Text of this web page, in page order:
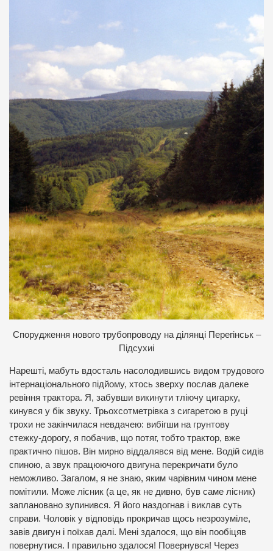
Спорудження нового трубопроводу на ділянці Перегінськ –
Підсухиі
Нарешті, мабуть вдосталь насолодившись видом трудового
інтернаціонального підйому, хтось зверху послав далеке
ревіння трактора. Я, забувши викинути тліючу цигарку,
кинувся у бік звуку. Трьохсотметрівка з сигаретою в руці
трохи не закінчилася невдачею: вибігши на грунтову
стежку-дорогу, я побачив, що потяг, тобто трактор, вже
практично пішов. Він мирно віддалявся від мене. Водій сидів
спиною, а звук працюючого двигуна перекричати було
неможливо. Загалом, я не знаю, яким чарівним чином мене
помітили. Може лісник (а це, як не дивно, був саме лісник)
заплановано зупинився. Я його наздогнав і виклав суть
справи. Чоловік у відповідь прокричав щось незрозуміле,
завів двигун і поїхав далі. Мені здалося, що він пообіцяв
повернутися. І правильно здалося! Повернувся! Через